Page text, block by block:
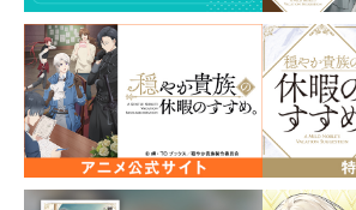
パーティへのお試し参加中のイレヴ
賑やかになるリゼルの冒険者生活。
ジルたちとともに依頼をこなす一方
難トラブルで気落ちしているジャッ
情報を集めていたリゼルは、スタッ
を元に、とある酒場へとひとり足を
有閑貴族の異世界まったり冒険ファ